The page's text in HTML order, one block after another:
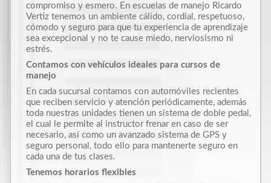
compromiso y esmero. En escuelas de manejo Ricardo
Vertiz tenemos un ambiente cálido, cordial, respetuoso,
cómodo y seguro para que tu experiencia de aprendizaje
sea excepcional y no te cause miedo, nerviosismo ni
estrés.
Contamos con vehículos ideales para cursos de
manejo
En cada sucursal contamos con automóviles recientes
que reciben servicio y atención periódicamente, además
toda nuestras unidades tienen un sistema de doble pedal,
el cual le permite al instructor frenar en caso de ser
necesario, así como un avanzado sistema de GPS y
seguro personal, todo ello para mantenerte seguro en
cada una de tus clases.
Tenemos horarios flexibles